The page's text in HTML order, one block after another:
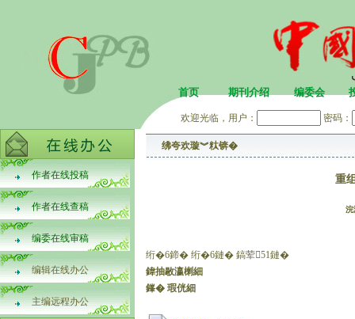
首页 期刊介绍 编委会
欢迎光临，用户： 密码：
作者在线投稿
作者在线查稿
编委在线审稿
编辑在线办公
主编远程办公
绋夸欢璇︾粏锛�
重
浣
绗�6鍗� 绗�6鏈� 鎬荤51鏈�
鍏抽敭瀛楋細
鎽� 瑕侊細